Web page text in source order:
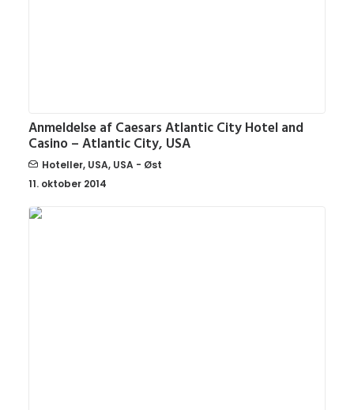
Anmeldelse af Caesars Atlantic City Hotel and
Casino – Atlantic City, USA
Hoteller, USA, USA - Øst
11. oktober 2014